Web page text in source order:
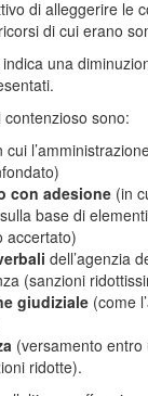
di alleggerire le
di cui erano
una
sono:
cui
con adesione (in
base di
accertato)
dell’agenzia
(sanzioni
giudiziale (come
(versamento
ridotte).